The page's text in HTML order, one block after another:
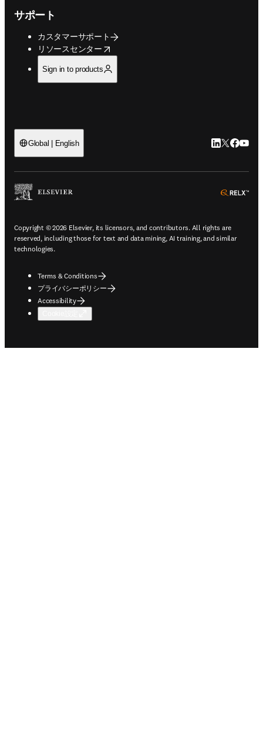
サポート
カスタマーサポート
リソースセンター
opens in new tab/window
Sign in to products
Global | English LinkedIn 新
Twitter 新
Copyright © 2026 Elsevier, its licensors, and contributors. All rights are
reserved, including those for text and data mining, AI training, and similar
technologies.
Terms & Conditions
プライバシーポリシー
Accessibility